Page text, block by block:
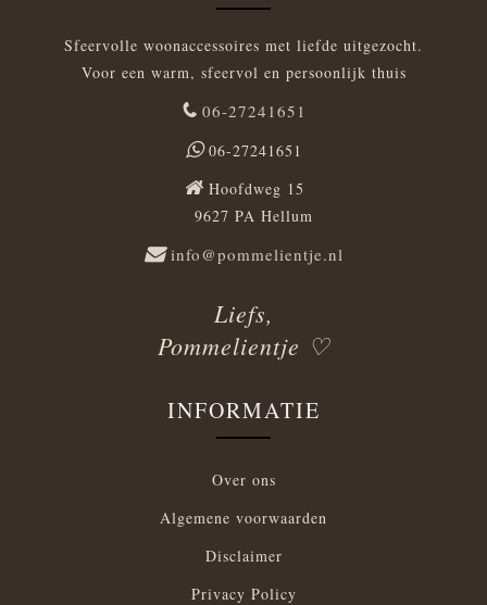
Sfeervolle woonaccessoires met liefde uitgezocht.
Voor een warm, sfeervol en persoonlijk thuis
06-27241651
06-27241651
Hoofdweg 15
9627 PA Hellum
info@pommelientje.nl
Liefs,
Pommelientje ♡
INFORMATIE
Over ons
Algemene voorwaarden
Disclaimer
Privacy Policy